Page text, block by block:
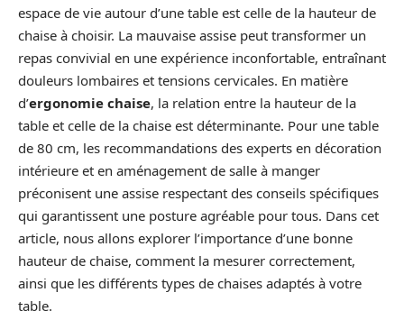
espace de vie autour d’une table est celle de la hauteur de
chaise à choisir. La mauvaise assise peut transformer un
repas convivial en une expérience inconfortable, entraînant
douleurs lombaires et tensions cervicales. En matière
d’ergonomie chaise, la relation entre la hauteur de la
table et celle de la chaise est déterminante. Pour une table
de 80 cm, les recommandations des experts en décoration
intérieure et en aménagement de salle à manger
préconisent une assise respectant des conseils spécifiques
qui garantissent une posture agréable pour tous. Dans cet
article, nous allons explorer l’importance d’une bonne
hauteur de chaise, comment la mesurer correctement,
ainsi que les différents types de chaises adaptés à votre
table.